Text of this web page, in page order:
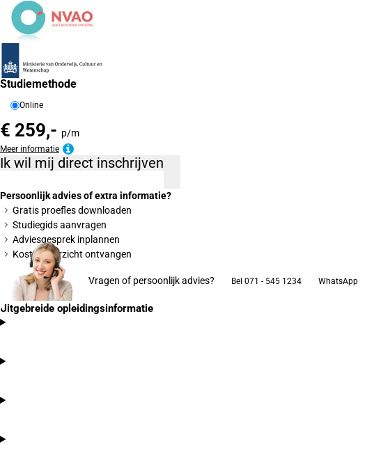
Studiemethode
Online
€ 259,- p/m
Meer informatie
Ik wil mij direct inschrijven
Persoonlijk advies of extra informatie?
Gratis proefles downloaden
Studiegids aanvragen
Adviesgesprek inplannen
Kostenoverzicht ontvangen
Vragen of persoonlijk advies? Bel 071 - 545 1234 WhatsApp
Uitgebreide opleidingsinformatie